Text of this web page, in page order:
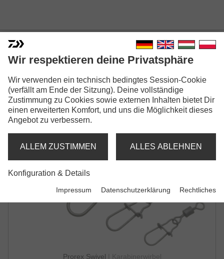
PROREX SWIVEL
KARABINERWIRBEL
Prorex Swivel
| Karabinerwirbel
Wir respektieren deine Privatsphäre
Wir verwenden ein technisch bedingtes Session-Cookie
(verfällt am Ende der Sitzung). Deine vollständige
Zustimmung zu Cookies sowie externen Inhalten bietet Dir
einen erweiterten Komfort, und uns die Möglichkeit dieses
Angebot zu verbessern.
ALLEM ZUSTIMMEN ALLES ABLEHNEN
Konfiguration & Details
Impressum Datenschutzerklärung Rechtliches